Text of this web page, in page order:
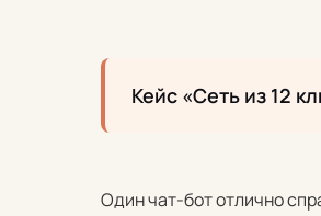
Кейс «Сеть из 12
Один чат-бот отлично